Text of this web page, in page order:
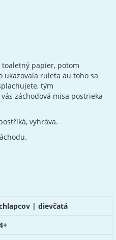
papier, potom
ukazovala ruleta au toho sa
tým
záchodová misa postrieka
vyhráva.
| dievčatá